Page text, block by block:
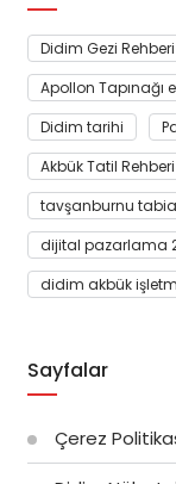
Didim Gezi Rehberi
Apollon Tapınağı
Didim tarihi
Akbük Tatil Rehberi
tavşanburnu
dijital pazarlama
didim akbük
Sayfalar
Çerez